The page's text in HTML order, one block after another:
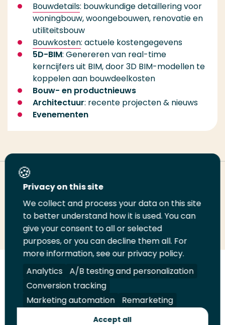
Bouwdetails: bouwkundige detaillering voor
woningbouw, woongebouwen, renovatie en
utiliteitsbouw
Bouwkosten: actuele kostengegevens
5D-BIM: Genereren van real-time
kerncijfers uit BIM, door 3D BIM-modellen te
koppelen aan bouwdeelkosten
Bouw- en productnieuws
Architectuur: recente projecten & nieuws
Evenementen
Deel deze pagina
Deel
LinkedIn
Deel
op
Twitter
Deel
op
Facebook
Email
deze
pagina
Print
deze
pagina
Volg
ons
op
LinkedIn
Volg
ons
op
Facebook
Volg
ons
op
YouTube
Volg
ons
op
Instagram
Juridisch Security A-Z Index
Contact
Privacy on this site
We collect and process your data on this site
to better understand how it is used. You can
give your consent to all or selected
purposes, or you can decline them all. For
more information, see our privacy policy.
Analytics
A/B testing and personalization
Conversion tracking
Marketing automation
Remarketing
Accept all